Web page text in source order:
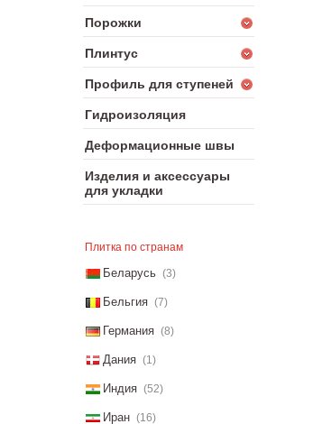
Порожки
Плинтус
Профиль для ступеней
Гидроизоляция
Деформационные швы
Изделия и аксессуары
для укладки
Плитка по странам
Беларусь (3)
Бельгия (7)
Германия (8)
Дания (1)
Индия (52)
Иран (16)